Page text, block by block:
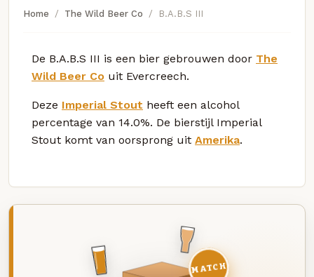
Home The Wild Beer Co B.A.B.S III
De B.A.B.S III is een bier gebrouwen door The
Wild Beer Co uit Evercreech.
Deze Imperial Stout heeft een alcohol
percentage van 14.0%. De bierstijl Imperial
Stout komt van oorsprong uit Amerika.
MATCH